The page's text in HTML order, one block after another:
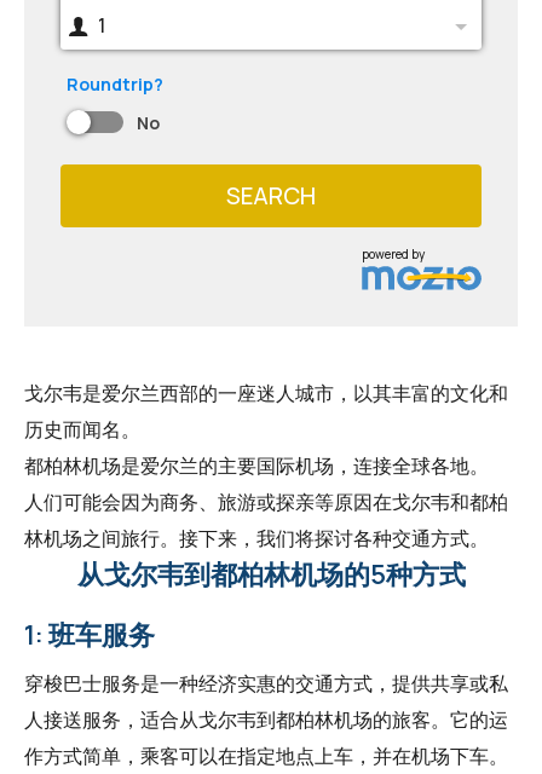
1
Roundtrip?
No
SEARCH
powered by
戈尔韦是爱尔兰西部的一座迷人城市，以其丰富的文化和
历史而闻名。
都柏林机场是爱尔兰的主要国际机场，连接全球各地。
人们可能会因为商务、旅游或探亲等原因在戈尔韦和都柏
林机场之间旅行。接下来，我们将探讨各种交通方式。
从戈尔韦到都柏林机场的5种方式
1: 班车服务
穿梭巴士服务是一种经济实惠的交通方式，提供共享或私
人接送服务，适合从戈尔韦到都柏林机场的旅客。它的运
作方式简单，乘客可以在指定地点上车，并在机场下车。